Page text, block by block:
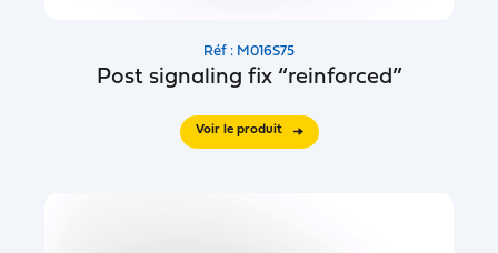
Réf : M016S75
Post signaling fix “reinforced”
Voir le produit